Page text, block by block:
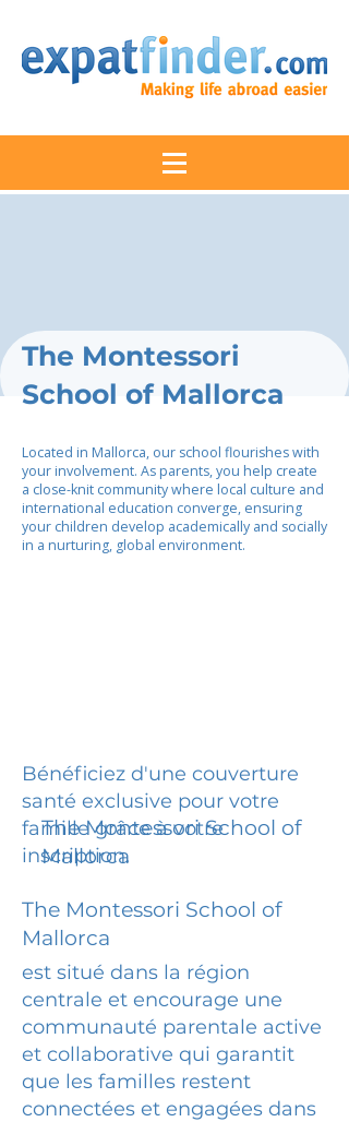
The Montessori
School of Mallorca
Located in Mallorca, our school flourishes with
your involvement. As parents, you help create
a close-knit community where local culture and
international education converge, ensuring
your children develop academically and socially
in a nurturing, global environment.
Bénéficiez d'une couverture
santé exclusive pour votre
famille grâce à votre
inscription.
The Montessori School of
Mallorca
The Montessori School of
Mallorca
est situé dans la région
centrale et encourage une
communauté parentale active
et collaborative qui garantit
que les familles restent
connectées et engagées dans